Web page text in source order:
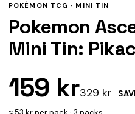
POKÉMON TCG · MINI TIN
Pokemon
Mini Tin:
159 kr329 kr